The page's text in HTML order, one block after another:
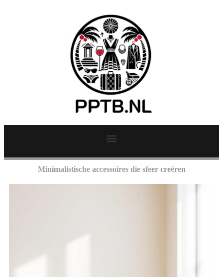
Minimalistische accessoires die sfeer creëren